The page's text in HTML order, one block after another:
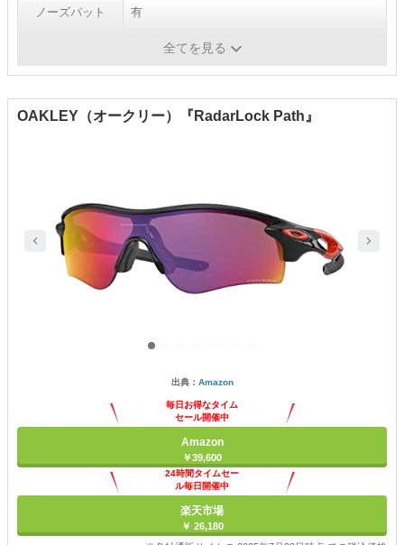
ノーズパット 有
ネイビー全てを見る
OAKLEY（オークリー）『RadarLock Path』
出典： Amazon
毎日お得なタイム
セール開催中
Amazon
￥39,600
24時間タイムセー
ル毎日開催中
楽天市場
￥ 26,180